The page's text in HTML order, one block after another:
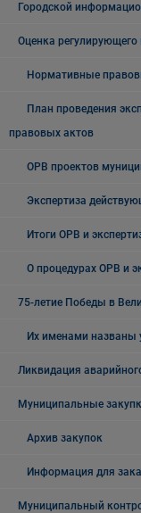
Городской
Оценка
Нормативные
План проведения
правовых актов
ОРВ проектов
Экспертиза
Итоги ОРВ и
О процедурах ОРВ и
75-летие Победы в
Их именами названы
Ликвидация
Муниципальные
Архив закупок
Информация для
Муниципальный